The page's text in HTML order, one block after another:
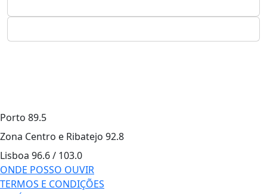
Porto 89.5
Zona Centro e Ribatejo 92.8
Lisboa 96.6 / 103.0
ONDE POSSO OUVIR
TERMOS E CONDIÇÕES